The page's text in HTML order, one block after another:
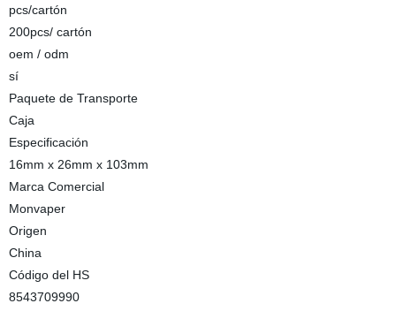
pcs/cartón
200pcs/ cartón
oem / odm
sí
Paquete de Transporte
Caja
Especificación
16mm x 26mm x 103mm
Marca Comercial
Monvaper
Origen
China
Código del HS
8543709990